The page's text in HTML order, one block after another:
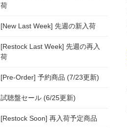
荷
[New Last Week] 先週の新入荷
[Restock Last Week] 先週の再入
荷
[Pre-Order] 予約商品 (7/23更新)
試聴盤セール (6/25更新)
[Restock Soon] 再入荷予定商品